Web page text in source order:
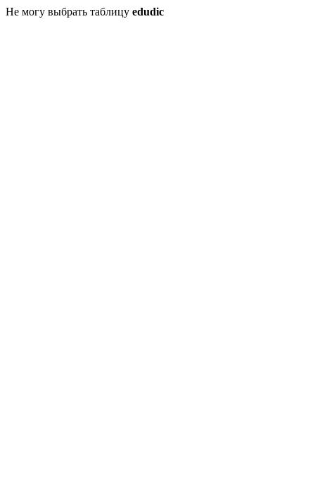
Не могу выбрать таблицу edudic